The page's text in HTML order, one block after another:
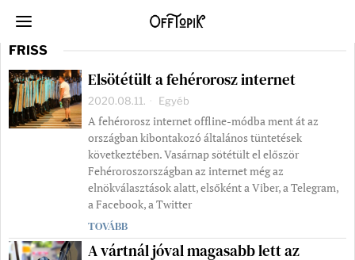
FRISS
Elsötétült a fehérorosz internet
2020.08.11. Egyéb
A fehérorosz internet offline-módba ment át az
országban kibontakozó általános tüntetések
következtében. Vasárnap sötétült el először
Fehéroroszországban az internet még az
elnökválasztások alatt, elsőként a Viber, a Telegram,
a Facebook, a Twitter
TOVÁBB
A vártnál jóval magasabb lett az